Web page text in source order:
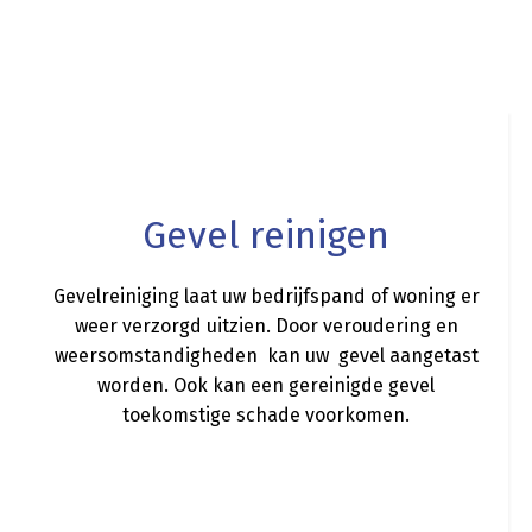
Gevel reinigen
Gevelreiniging laat uw bedrijfspand of woning er
weer verzorgd uitzien. Door veroudering en
weersomstandigheden kan uw gevel aangetast
worden. Ook kan een gereinigde gevel
toekomstige schade voorkomen.